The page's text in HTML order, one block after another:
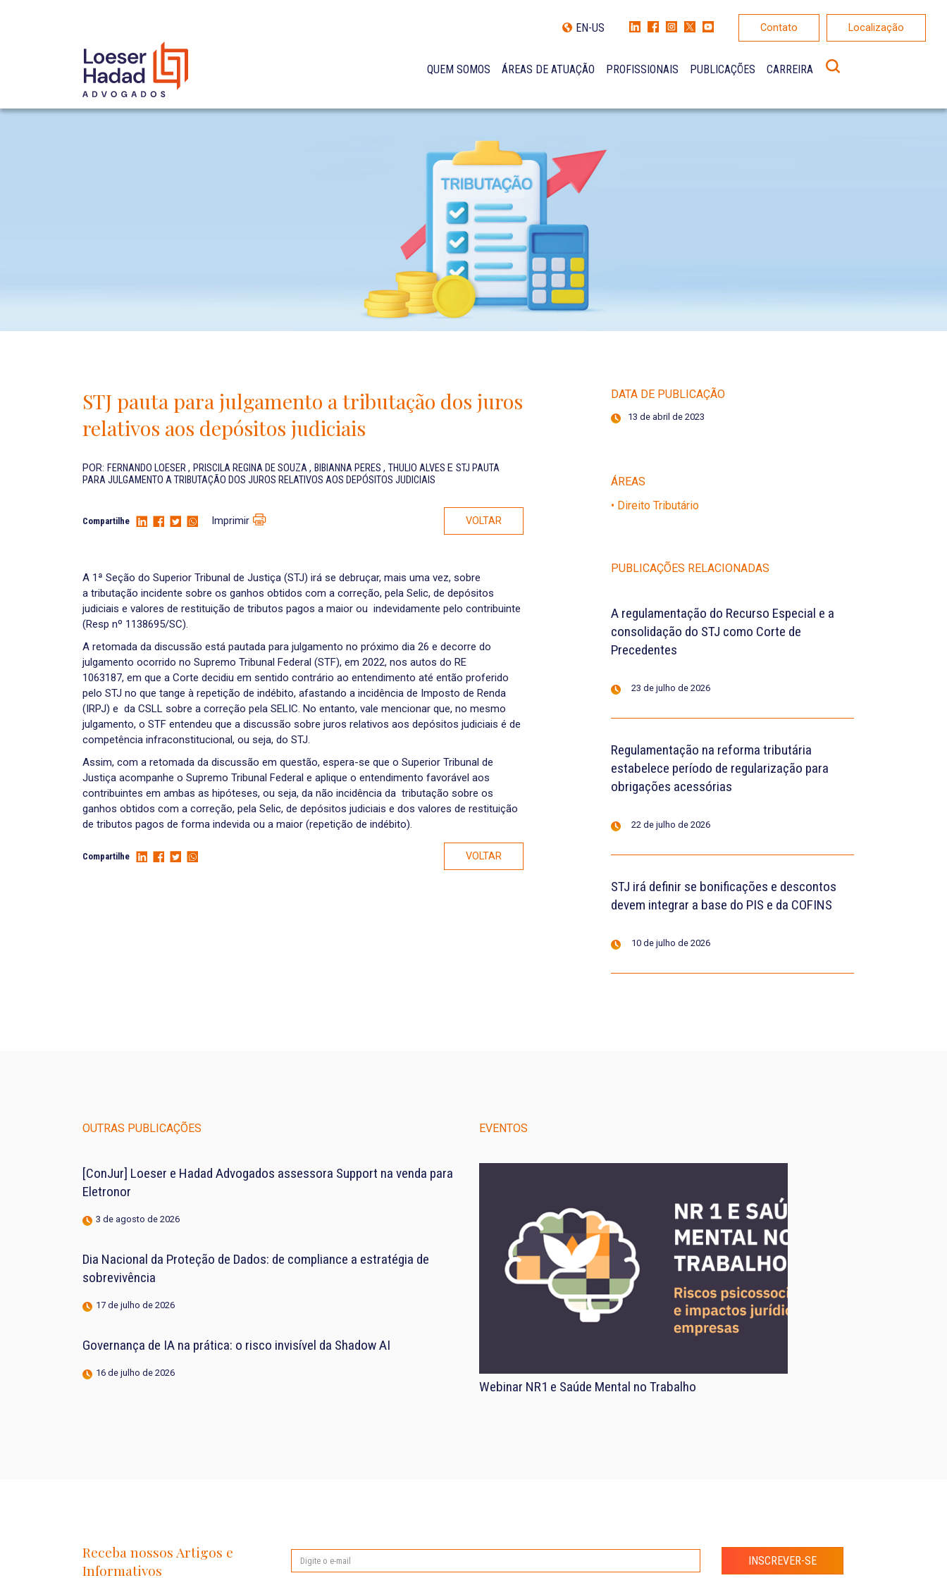
INTERNATIONAL NETWORK
PRÊMIOS
NOSSA EQUIPE
EN-US Contato Localização
QUEM SOMOS
INTERNATIONAL NETWORK
PRÊMIOS
NOSSA EQUIPE
ÁREAS DE ATUAÇÃO PROFISSIONAIS PUBLICAÇÕES CARREIRA
STJ pauta para julgamento a tributação dos juros
relativos aos depósitos judiciais
POR: FERNANDO LOESER, PRISCILA REGINA DE SOUZA, BIBIANNA PERES , THULIO ALVES E STJ PAUTA
PARA JULGAMENTO A TRIBUTAÇÃO DOS JUROS RELATIVOS AOS DEPÓSITOS JUDICIAIS
Compartilhe Imprimir VOLTAR
A 1ª Seção do Superior Tribunal de Justiça (STJ) irá se debruçar, mais uma vez, sobre
a tributação incidente sobre os ganhos obtidos com a correção, pela Selic, de depósitos
judiciais e valores de restituição de tributos pagos a maior ou indevidamente pelo contribuinte
(Resp nº 1138695/SC).
A retomada da discussão está pautada para julgamento no próximo dia 26 e decorre do
julgamento ocorrido no Supremo Tribunal Federal (STF), em 2022, nos autos do RE
1063187, em que a Corte decidiu em sentido contrário ao entendimento até então proferido
pelo STJ no que tange à repetição de indébito, afastando a incidência de Imposto de Renda
(IRPJ) e da CSLL sobre a correção pela SELIC. No entanto, vale mencionar que, no mesmo
julgamento, o STF entendeu que a discussão sobre juros relativos aos depósitos judiciais é de
competência infraconstitucional, ou seja, do STJ.
Assim, com a retomada da discussão em questão, espera-se que o Superior Tribunal de
Justiça acompanhe o Supremo Tribunal Federal e aplique o entendimento favorável aos
contribuintes em ambas as hipóteses, ou seja, da não incidência da tributação sobre os
ganhos obtidos com a correção, pela Selic, de depósitos judiciais e dos valores de restituição
de tributos pagos de forma indevida ou a maior (repetição de indébito).
Compartilhe VOLTAR
DATA DE PUBLICAÇÃO
13 de abril de 2023
ÁREAS
• Direito Tributário
PUBLICAÇÕES RELACIONADAS
A regulamentação do Recurso Especial e a
consolidação do STJ como Corte de
Precedentes
23 de julho de 2026
Regulamentação na reforma tributária
estabelece período de regularização para
obrigações acessórias
22 de julho de 2026
STJ irá definir se bonificações e descontos
devem integrar a base do PIS e da COFINS
10 de julho de 2026
OUTRAS PUBLICAÇÕES
[ConJur] Loeser e Hadad Advogados assessora Support na venda para
Eletronor
3 de agosto de 2026
Dia Nacional da Proteção de Dados: de compliance a estratégia de
sobrevivência
17 de julho de 2026
Governança de IA na prática: o risco invisível da Shadow AI
16 de julho de 2026
EVENTOS
Webinar NR1 e Saúde Mental no Trabalho
Receba nossos Artigos e
Informativos
INSCREVER-SE